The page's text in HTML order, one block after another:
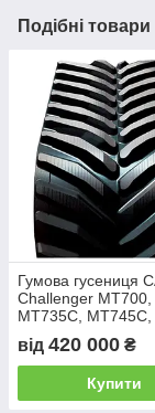
Подібні товари
Гумова гусениця
Challenger MT700,
MT735C, MT745C,
MT755C, MT765,
MT775C 762мм
від 420 000 ₴
Купити